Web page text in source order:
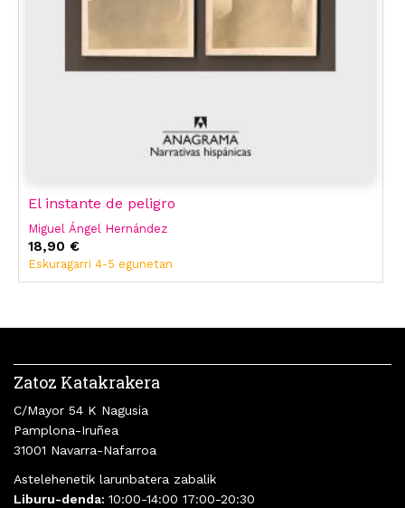
El instante de peligro
Miguel Ángel Hernández
18,90 €
Eskuragarri 4-5 egunetan
Zatoz Katakrakera
C/Mayor 54 K Nagusia
Pamplona-Iruñea
31001 Navarra-Nafarroa
Astelehenetik larunbatera zabalik
Liburu-denda: 10:00-14:00 17:00-20:30